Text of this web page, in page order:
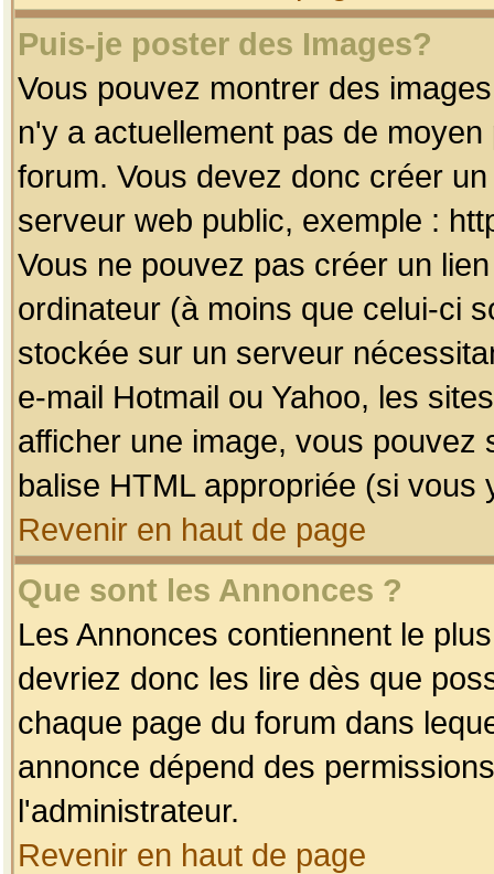
Puis-je poster des Images?
Vous pouvez montrer des
n'y a actuellement pas de
forum. Vous devez donc créer
serveur web public, exemple :
Vous ne pouvez pas créer un
ordinateur (à moins que celui-ci
stockée sur un serveur
e-mail Hotmail ou Yahoo, les
afficher une image, vous pouvez
balise HTML appropriée (si vous
Revenir en haut de page
Que sont les Annonces ?
Les Annonces contiennent le
devriez donc les lire dès que
chaque page du forum dans
annonce dépend des
l'administrateur.
Revenir en haut de page